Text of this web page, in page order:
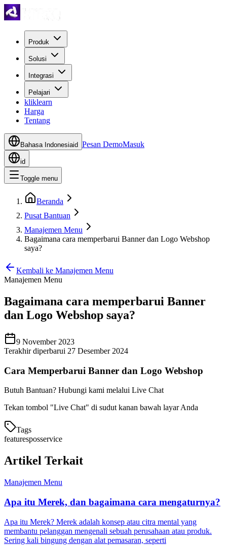
Produk
Solusi
Integrasi
Pelajari
kliklearn
Harga
Tentang
Bahasa Indonesiaid Pesan DemoMasuk
id
Toggle menu
Beranda
Pusat Bantuan
Manajemen Menu
Bagaimana cara memperbarui Banner dan Logo Webshop
saya?
Kembali ke Manajemen Menu
Manajemen Menu
Bagaimana cara memperbarui Banner
dan Logo Webshop saya?
9 November 2023
Terakhir diperbarui 27 Desember 2024
Cara Memperbarui Banner dan Logo Webshop
Butuh Bantuan? Hubungi kami melalui Live Chat
Tekan tombol "Live Chat" di sudut kanan bawah layar Anda
Tags
featuresposservice
Artikel Terkait
Manajemen Menu
Apa itu Merek, dan bagaimana cara mengaturnya?
Apa itu Merek? Merek adalah konsep atau citra mental yang
membantu pelanggan mengenali sebuah perusahaan atau produk.
Sering kali bingung dengan alat pemasaran, seperti